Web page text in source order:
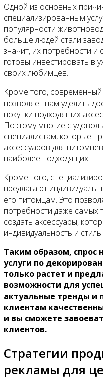
Одной из основных
специализированным
популярности
больше людей стали
значит, их потребности
готовы инвестировать в
своих любимцев.
Кроме того,
позволяет нам уделить
покупки подходящих
Поэтому многие с
специалистам, которые
аксессуаров для
наиболее подходящих.
Кроме того,
предлагают
его питомцам. Это
потребности даже самых
создать аксессуары,
индивидуальность и
Таким образом, спрос
услуги по
только растет и
возможности для
актуальные тренды и
клиентам
и вы сможете
клиентов.
Стратегии
рекламы для